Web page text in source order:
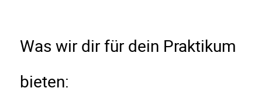
Was wir dir für dein Praktikum
bieten: